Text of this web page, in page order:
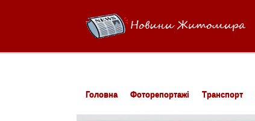
Головна Фоторепортажі Транспорт